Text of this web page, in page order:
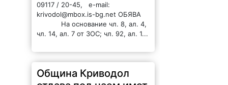
09117 / 20-45, e-mail:
krivodol@mbox.is-bg.net ОБЯВА
На основание чл. 8, ал. 4,
чл. 14, ал. 7 от ЗОС; чл. 92, ал. 1...
Община Криводол